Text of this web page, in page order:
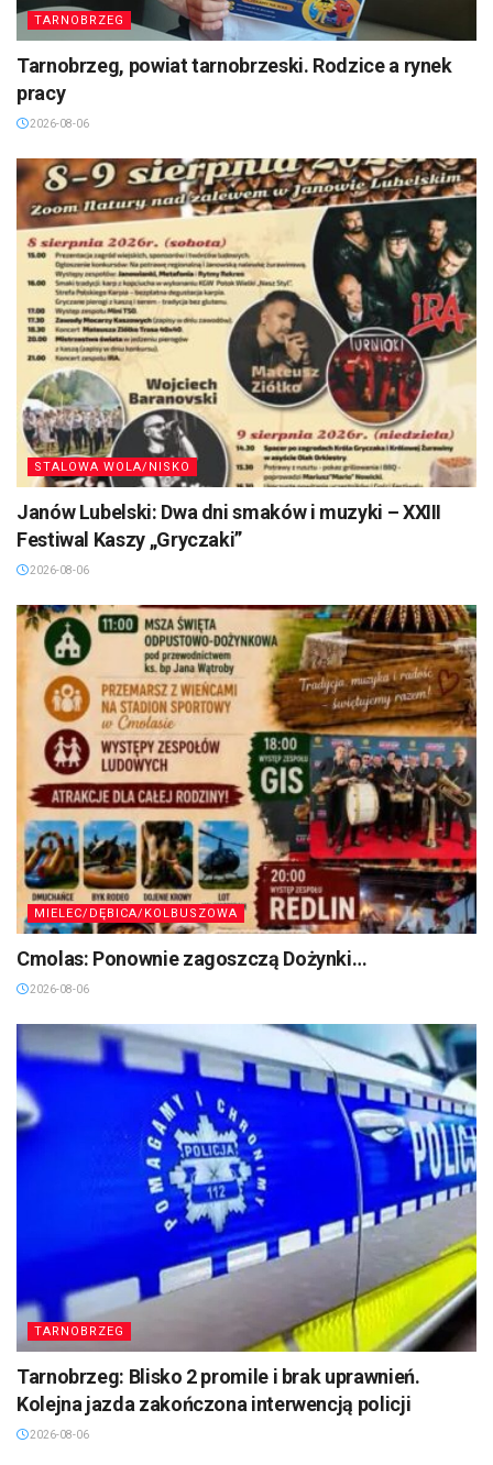
TARNOBRZEG
Tarnobrzeg, powiat tarnobrzeski. Rodzice a rynek
pracy
2026-08-06
STALOWA WOLA/NISKO
Janów Lubelski: Dwa dni smaków i muzyki – XXIII
Festiwal Kaszy „Gryczaki”
2026-08-06
MIELEC/DĘBICA/KOLBUSZOWA
Cmolas: Ponownie zagoszczą Dożynki…
2026-08-06
TARNOBRZEG
Tarnobrzeg: Blisko 2 promile i brak uprawnień.
Kolejna jazda zakończona interwencją policji
2026-08-06